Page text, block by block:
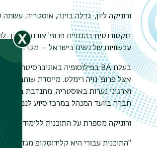
ורוניקה ליון, גדלה בוינה, אוסטריה. עשתה עלייה ב 2015, גרה בירושלים ולאחרונה
דוקטורנטית בהנחיית פרופ' אורנה ששון-
עכשוויות של נשים בישראל – מקרה מבחן
וארגוני נערות באוסטריה. מתנדבת בארגון,kids for peace , בירושלים.
חברה בוועד המנהל במרכז סיוע לנפגעות
ורוניקה מספרת על התוכנית ללימודי מגדר:
"התוכנית עבורי היא קלידוסקופ מגדרי